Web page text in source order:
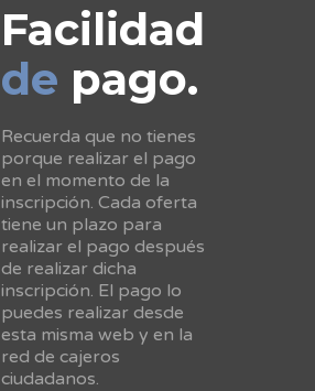
Facilidad
de pago.
Recuerda que no tienes
porque realizar el pago
en el momento de la
inscripción. Cada oferta
tiene un plazo para
realizar el pago después
de realizar dicha
inscripción. El pago lo
puedes realizar desde
esta misma web y en la
red de cajeros
ciudadanos.